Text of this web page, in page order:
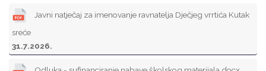
Javni natječaj za imenovanje ravnatelja Dječjeg vrrtića Kutak
sreće
31.7.2026.